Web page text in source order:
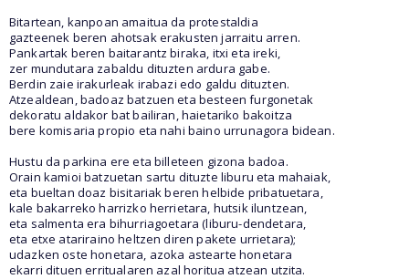
Bitartean, kanpoan amaitua da protestaldia
gazteenek beren ahotsak erakusten jarraitu arren.
Pankartak beren baitarantz biraka, itxi eta ireki,
zer mundutara zabaldu dituzten ardura gabe.
Berdin zaie irakurleak irabazi edo galdu dituzten.
Atzealdean, badoaz batzuen eta besteen furgonetak
dekoratu aldakor bat bailiran, haietariko bakoitza
bere komisaria propio eta nahi baino urrunagora bidean.
Hustu da parkina ere eta billeteen gizona badoa.
Orain kamioi batzuetan sartu dituzte liburu eta mahaiak,
eta bueltan doaz bisitariak beren helbide pribatuetara,
kale bakarreko harrizko herrietara, hutsik iluntzean,
eta salmenta era bihurriagoetara (liburu-dendetara,
eta etxe atariraino heltzen diren pakete urrietara);
udazken oste honetara, azoka astearte honetara
ekarri dituen erritualaren azal horitua atzean utzita.